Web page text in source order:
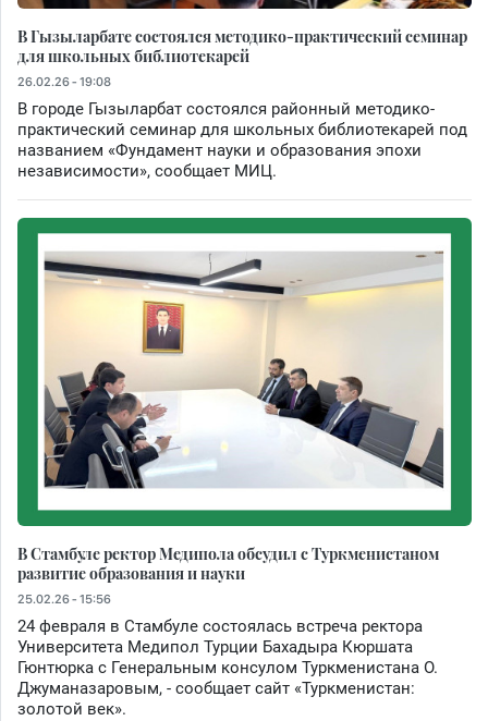
В Гызыларбате состоялся методико-практический семинар
для школьных библиотекарей
26.02.26 - 19:08
В городе Гызыларбат состоялся районный методико-
практический семинар для школьных библиотекарей под
названием «Фундамент науки и образования эпохи
независимости», сообщает МИЦ.
В Стамбуле ректор Медипола обсудил с Туркменистаном
развитие образования и науки
25.02.26 - 15:56
24 февраля в Стамбуле состоялась встреча ректора
Университета Медипол Турции Бахадыра Кюршата
Гюнтюрка с Генеральным консулом Туркменистана О.
Джуманазаровым, - сообщает сайт «Туркменистан:
золотой век».